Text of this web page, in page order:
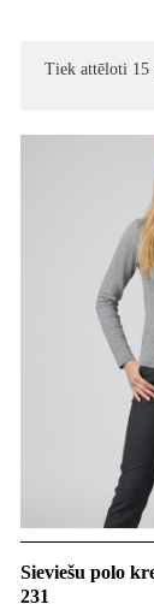
Tiek attēloti 15
Sieviešu polo
231